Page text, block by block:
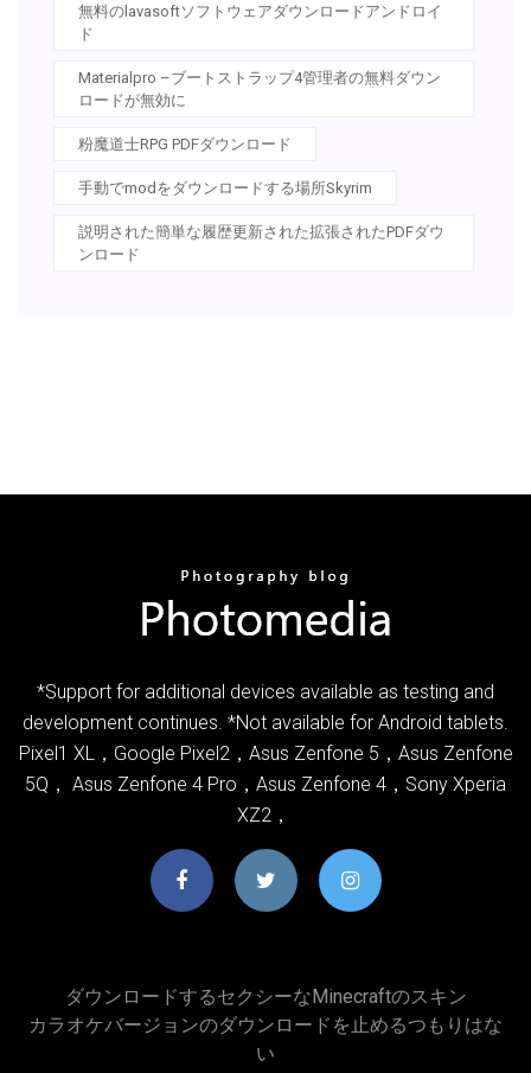
無料のlavasoftソフトウェアダウンロードアンドロイ
ド
Materialpro –ブートストラップ4管理者の無料ダウン
ロードが無効に
粉魔道士RPG PDFダウンロード
手動でmodをダウンロードする場所Skyrim
説明された簡単な履歴更新された拡張されたPDFダウ
ンロード
*Support for additional devices available as testing and
development continues. *Not available for Android tablets.
Pixel1 XL，Google Pixel2，Asus Zenfone 5，Asus Zenfone
5Q， Asus Zenfone 4 Pro，Asus Zenfone 4，Sony Xperia
XZ2，
ダウンロードするセクシーなMinecraftのスキン
カラオケバージョンのダウンロードを止めるつもりはな
い